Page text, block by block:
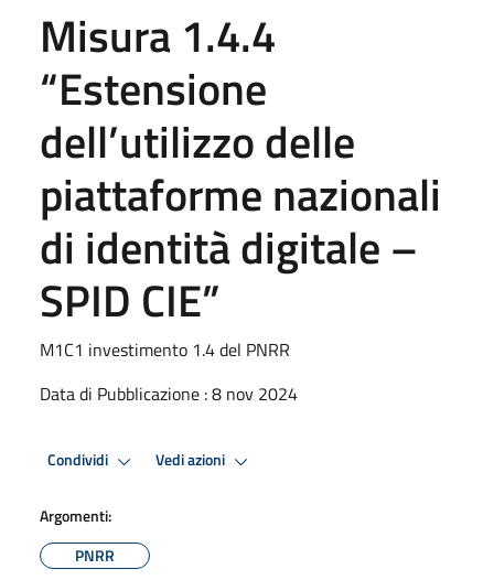
Misura 1.4.4
“Estensione
dell’utilizzo delle
piattaforme nazionali
di identità digitale –
SPID CIE”
M1C1 investimento 1.4 del PNRR
Data di Pubblicazione : 8 nov 2024
Condividi Vedi azioni
Argomenti:
PNRR